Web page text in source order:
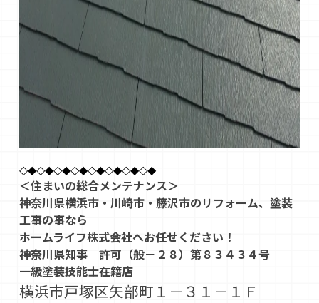
◇◆◇◆◇◆◇◆◇◆◇◆◇◆◇◆
＜住まいの総合メンテナンス＞
神奈川県横浜市・川崎市・藤沢市のリフォーム、塗装
工事の事なら
ホームライフ株式会社へお任せください！
神奈川県知事 許可（般－２８）第８３４３４号
一級塗装技能士在籍店
横浜市戸塚区矢部町１－３１－１Ｆ